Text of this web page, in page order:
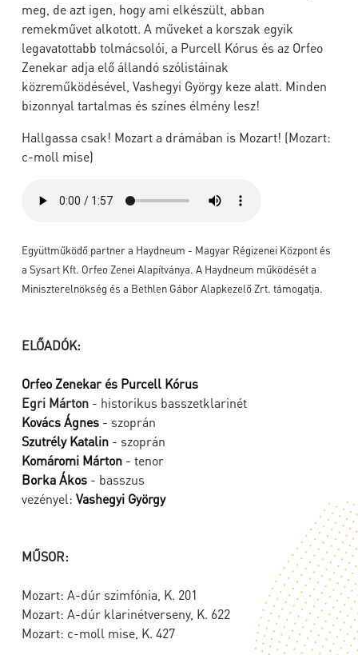
meg, de azt igen, hogy ami elkészült, abban
remekművet alkotott. A műveket a korszak egyik
legavatottabb tolmácsolói, a Purcell Kórus és az Orfeo
Zenekar adja elő állandó szólistáinak
közreműködésével, Vashegyi György keze alatt. Minden
bizonnyal tartalmas és színes élmény lesz!
Hallgassa csak! Mozart a drámában is Mozart! (Mozart:
c-moll mise)
Együttműködő partner a Haydneum - Magyar Régizenei Központ és
a Sysart Kft. Orfeo Zenei Alapítványa. A Haydneum működését a
Miniszterelnökség és a Bethlen Gábor Alapkezelő Zrt. támogatja.
ELŐADÓK:
Orfeo Zenekar és Purcell Kórus
Egri Márton - historikus basszetklarinét
Kovács Ágnes - szoprán
Szutrély Katalin - szoprán
Komáromi Márton - tenor
Borka Ákos - basszus
vezényel: Vashegyi György
MŰSOR:
Mozart: A-dúr szimfónia, K. 201
Mozart: A-dúr klarinétverseny, K. 622
Mozart: c-moll mise, K. 427